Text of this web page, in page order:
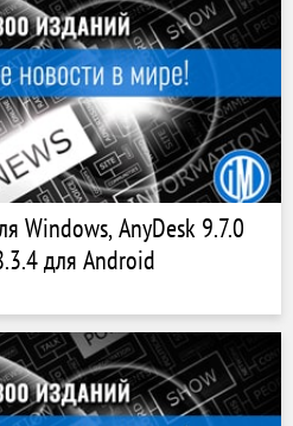
Windows, AnyDesk 9.7.0
для Android